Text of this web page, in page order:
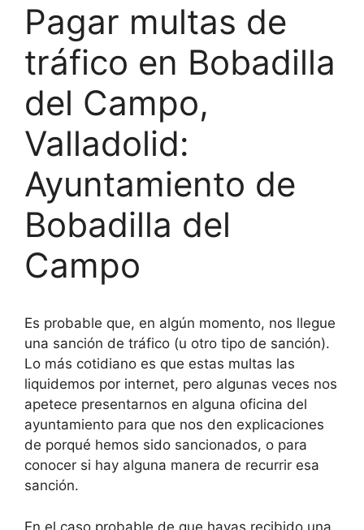
Pagar multas de
tráfico en Bobadilla
del Campo,
Valladolid:
Ayuntamiento de
Bobadilla del
Campo
Es probable que, en algún momento, nos llegue
una sanción de tráfico (u otro tipo de sanción).
Lo más cotidiano es que estas multas las
liquidemos por internet, pero algunas veces nos
apetece presentarnos en alguna oficina del
ayuntamiento para que nos den explicaciones
de porqué hemos sido sancionados, o para
conocer si hay alguna manera de recurrir esa
sanción.
En el caso probable de que hayas recibido una